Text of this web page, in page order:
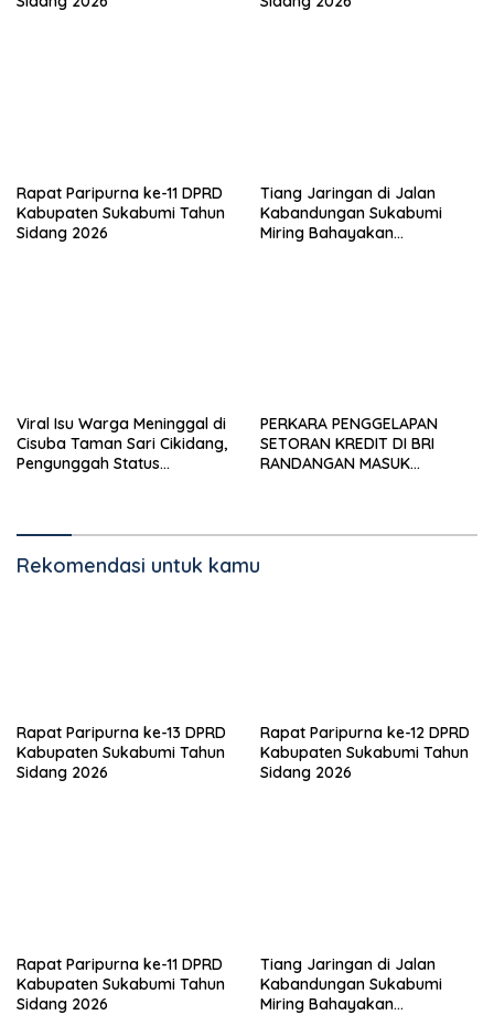
Rapat Paripurna ke-11 DPRD
Kabupaten Sukabumi Tahun
Sidang 2026
Tiang Jaringan di Jalan
Kabandungan Sukabumi
Miring Bahayakan
Viral Isu Warga Meninggal di
Cisuba Taman Sari Cikidang,
Pengunggah Status
PERKARA PENGGELAPAN
SETORAN KREDIT DI BRI
RANDANGAN MASUK
Rekomendasi untuk kamu
Rapat Paripurna ke-13 DPRD
Kabupaten Sukabumi Tahun
Sidang 2026
Rapat Paripurna ke-12 DPRD
Kabupaten Sukabumi Tahun
Sidang 2026
Rapat Paripurna ke-11 DPRD
Kabupaten Sukabumi Tahun
Sidang 2026
Tiang Jaringan di Jalan
Kabandungan Sukabumi
Miring Bahayakan